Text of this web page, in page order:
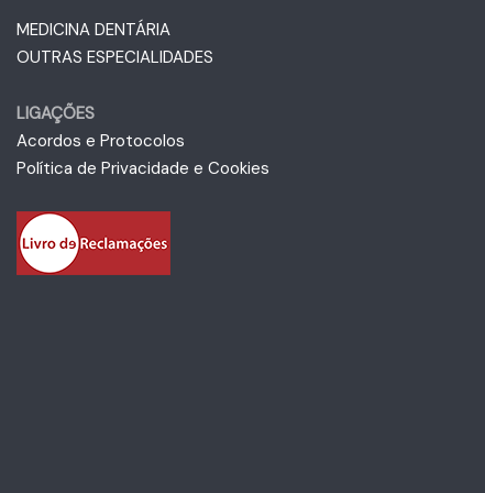
MEDICINA DENTÁRIA
OUTRAS ESPECIALIDADES
LIGAÇÕES
Acordos e Protocolos
Política de Privacidade e Cookies